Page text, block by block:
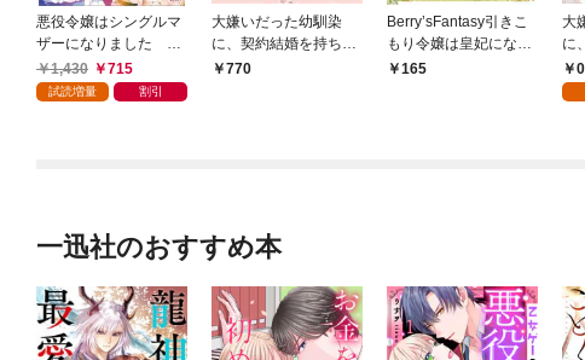
悪役令嬢はシングルマ
ザーになりました 双
子を引き取りましたが
公爵様からの溺愛は想
1,430 715
試読増量 割引
大嫌いだった幼馴染
に、契約結婚を持ちか
けられました【合本
770
Berry’sFantasy引きこ
もり令嬢は皇妃になん
てなりたくない！～強
165
大
に
け
話
0
一迅社のおすすめ本